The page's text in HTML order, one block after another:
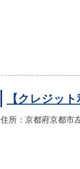
【クレジッ
住所：京都府京都市